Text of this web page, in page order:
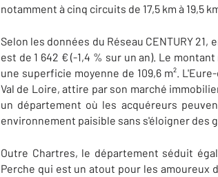
notamment à cinq circuits de 17,5 km à 19,5
Selon les données du Réseau CENTURY 21,
est de 1 642 € (-1,4 % sur un an). Le
une superficie moyenne de 109,6 m².
Val de Loire, attire par son marché
un département où les acquéreurs
environnement paisible sans s'éloigner des
Outre Chartres, le département séduit
Perche qui est un atout pour les amoureux